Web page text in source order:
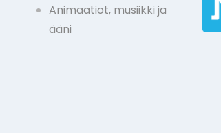
Animaatiot, musiikki ja
ääni